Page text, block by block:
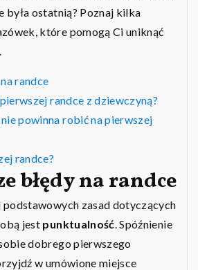
była ostatnią? Poznaj kilka
które pomogą Ci uniknąć
randce
randce z dziewczyną?
powinna robić na pierwszej
randce?
błędy na randce
podstawowych zasad dotyczących
jest punktualność . Spóźnienie
dobrego pierwszego
w umówione miejsce